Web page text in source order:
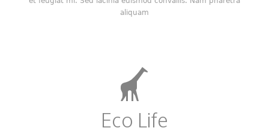
aliquam
Eco Life